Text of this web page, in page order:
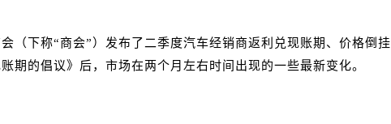
（下称“商会”）发布了二季度汽车经销商返利兑现账期、 价格倒挂
期的倡议》后，市场在两个月左右时间出现的一些最新变化。